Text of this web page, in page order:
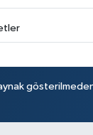
gösterilmeden